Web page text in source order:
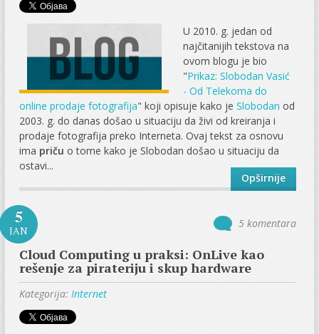
U 2010. g. jedan od
najčitanijih tekstova na
ovom blogu je bio
"Prikaz: Slobodan Vasić
- Od Telekoma do
online prodaje fotografija" koji opisuje kako jeSlobodan od
2003. g. do danas došao u situaciju da živi od kreiranja i
prodaje fotografija preko Interneta. Ovaj tekst za osnovu
ima priču o tome kako je Slobodan došao u situaciju da
ostavi...
Opširnije
5
JAN
5 komentara
Cloud Computing u praksi: OnLive kao
rešenje za pirateriju i skup hardware
Kategorija: Internet